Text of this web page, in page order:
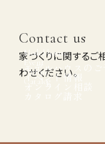
Contact us
家づくりに関する
わせください。
Model house
モデルハウスのご
Event
イベント情報
Online
オンライン相談
Catalog
カタログ請求